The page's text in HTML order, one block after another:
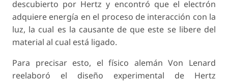
descubierto por Hertz y encontró que el electrón
adquiere energía en el proceso de interacción con la
luz, la cual es la causante de que este se libere del
material al cual está ligado.
Para precisar esto, el físico alemán Von Lenard
reelaboró el diseño experimental de Hertz